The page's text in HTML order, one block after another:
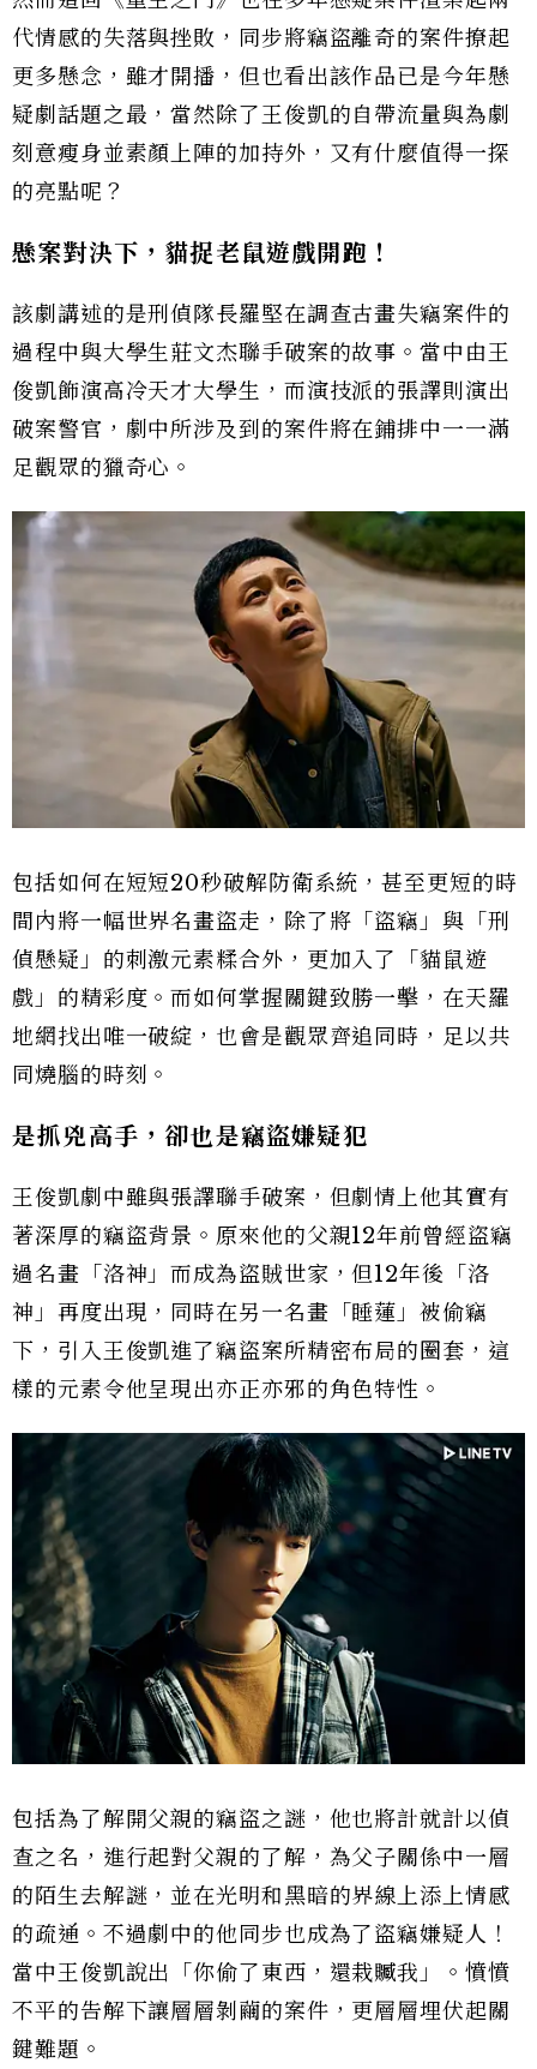
代情感的失落與挫敗，同步將竊盜離奇的案件撩起
更多懸念，雖才開播，但也看出該作品已是今年懸
疑劇話題之最，當然除了王俊凱的自帶流量與為劇
刻意瘦身並素顏上陣的加持外，又有什麼值得一探
的亮點呢？
懸案對決下，貓捉老鼠遊戲開跑！
該劇講述的是刑偵隊長羅堅在調查古畫失竊案件的
過程中與大學生莊文杰聯手破案的故事。當中由王
俊凱飾演高冷天才大學生，而演技派的張譯則演出
破案警官，劇中所涉及到的案件將在鋪排中一一滿
足觀眾的獵奇心。
包括如何在短短20秒破解防衛系統，甚至更短的時
間內將一幅世界名畫盜走，除了將「盜竊」與「刑
偵懸疑」的刺激元素糅合外，更加入了「貓鼠遊
戲」的精彩度。而如何掌握關鍵致勝一擊，在天羅
地網找出唯一破綻，也會是觀眾齊追同時，足以共
同燒腦的時刻。
是抓兇高手，卻也是竊盜嫌疑犯
王俊凱劇中雖與張譯聯手破案，但劇情上他其實有
著深厚的竊盜背景。原來他的父親12年前曾經盜竊
過名畫「洛神」而成為盜賊世家，但12年後「洛
神」再度出現，同時在另一名畫「睡蓮」被偷竊
下，引入王俊凱進了竊盜案所精密布局的圈套，這
樣的元素令他呈現出亦正亦邪的角色特性。
包括為了解開父親的竊盜之謎，他也將計就計以偵
查之名，進行起對父親的了解，為父子關係中一層
的陌生去解謎，並在光明和黑暗的界線上添上情感
的疏通。不過劇中的他同步也成為了盜竊嫌疑人！
當中王俊凱說出「你偷了東西，還栽贓我」。憤憤
不平的告解下讓層層剝繭的案件，更層層埋伏起關
鍵難題。